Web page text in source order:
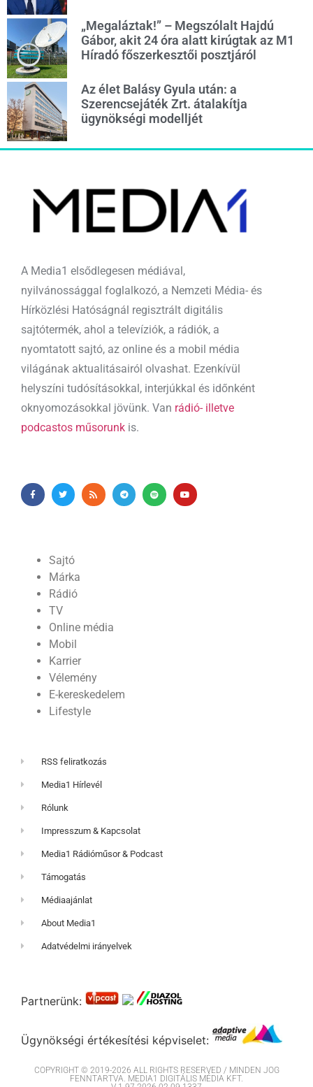
„Megaláztak!” – Megszólalt Hajdú
Gábor, akit 24 óra alatt kirúgtak az M1
Híradó főszerkesztői posztjáról
Az élet Balásy Gyula után: a
Szerencsejáték Zrt. átalakítja
ügynökségi modelljét
A Media1 elsődlegesen médiával,
nyilvánossággal foglalkozó, a Nemzeti Média- és
Hírközlési Hatóságnál regisztrált digitális
sajtótermék, ahol a televíziók, a rádiók, a
nyomtatott sajtó, az online és a mobil média
világának aktualitásairól olvashat. Ezenkívül
helyszíni tudósításokkal, interjúkkal és időnként
oknyomozásokkal jövünk. Van rádió- illetve
podcastos műsorunk is.
Sajtó
Márka
Rádió
TV
Online média
Mobil
Karrier
Vélemény
E-kereskedelem
Lifestyle
RSS feliratkozás
Media1 Hírlevél
Rólunk
Impresszum & Kapcsolat
Media1 Rádióműsor & Podcast
Támogatás
Médiaajánlat
About Media1
Adatvédelmi irányelvek
Partnerünk:
Ügynökségi értékesítési képviselet:
COPYRIGHT © 2019-2026 ALL RIGHTS RESERVED / MINDEN JOG
FENNTARTVA. MEDIA1 DIGITÁLIS MÉDIA KFT.